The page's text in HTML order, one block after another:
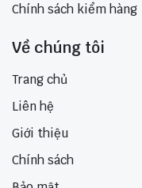
Chính sách kiểm hàng
Về chúng tôi
Trang chủ
Liên hệ
Giới thiệu
Chính sách